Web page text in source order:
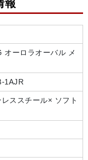
報
オーロラオーバル メ
1AJR
ススチール× ソフト